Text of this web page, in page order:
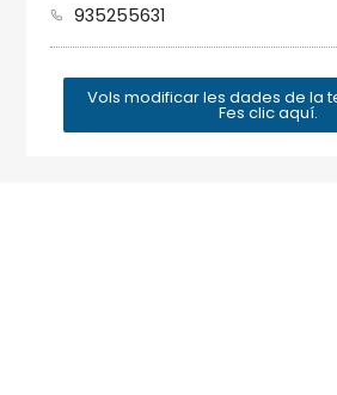
935255631
Vols modificar les dades de la
Fes clic aquí.